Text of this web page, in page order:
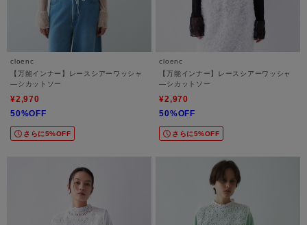
cloenc
【万能インナー】レースシアーワッシャ
―シカットソー
¥2,970
50%OFF
さらに5%OFF
cloenc
【万能インナー】レースシアーワッシャ
―シカットソー
¥2,970
50%OFF
さらに5%OFF